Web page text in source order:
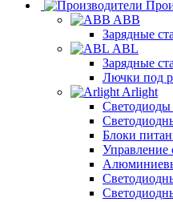
ABB
Зарядные
ABL
Зарядные
Лючки под
Arlight
Блоки
Управление